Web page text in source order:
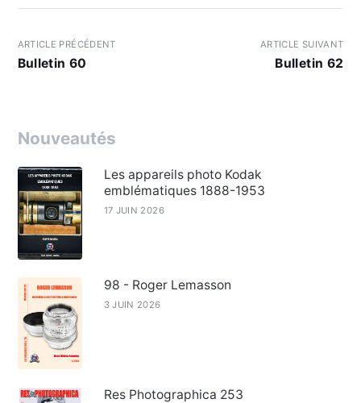
ARTICLE PRÉCÉDENT
Bulletin 60
ARTICLE SUIVANT
Bulletin 62
Nouveautés
Les appareils photo Kodak
emblématiques 1888-1953
17 JUIN 2026
98 - Roger Lemasson
3 JUIN 2026
Res Photographica 253